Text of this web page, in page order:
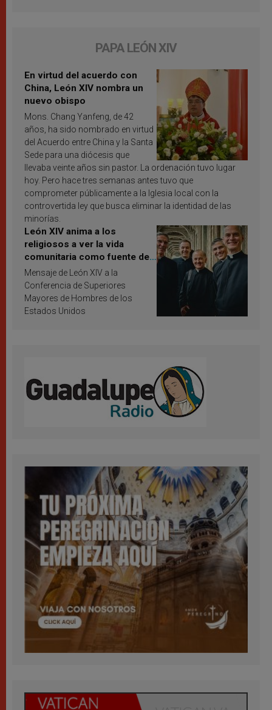
PAPA LEÓN XIV
En virtud del acuerdo con
China, León XIV nombra un
nuevo obispo
Mons. Chang Yanfeng, de 42
años, ha sido nombrado en virtud
del Acuerdo entre China y la Santa
Sede para una diócesis que
llevaba veinte años sin pastor. La ordenación tuvo lugar
hoy. Pero hace tres semanas antes tuvo que
comprometer públicamente a la Iglesia local con la
controvertida ley que busca eliminar la identidad de las
minorías.
León XIV anima a los
religiosos a ver la vida
comunitaria como fuente de
inspiración y santificación
Mensaje de León XIV a la
Conferencia de Superiores
Mayores de Hombres de los
Estados Unidos